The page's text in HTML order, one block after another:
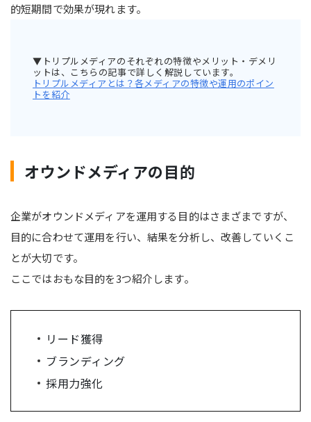
的短期間で効果が現れます。
▼トリプルメディアのそれぞれの特徴やメリット・デメリ
ットは、こちらの記事で詳しく解説しています。
トリプルメディアとは？各メディアの特徴や運用のポイン
トを紹介
オウンドメディアの目的
企業がオウンドメディアを運用する目的はさまざまですが、
目的に合わせて運用を行い、結果を分析し、改善していくこ
とが大切です。
ここではおもな目的を3つ紹介します。
リード獲得
ブランディング
採用力強化